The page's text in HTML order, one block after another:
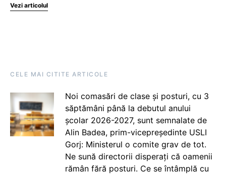
Vezi articolul
CELE MAI CITITE ARTICOLE
Noi comasări de clase și posturi, cu 3
săptămâni până la debutul anului
școlar 2026-2027, sunt semnalate de
Alin Badea, prim-vicepreședinte USLI
Gorj: Ministerul o comite grav de tot.
Ne sună directorii disperați că oamenii
rămân fără posturi. Ce se întâmplă cu